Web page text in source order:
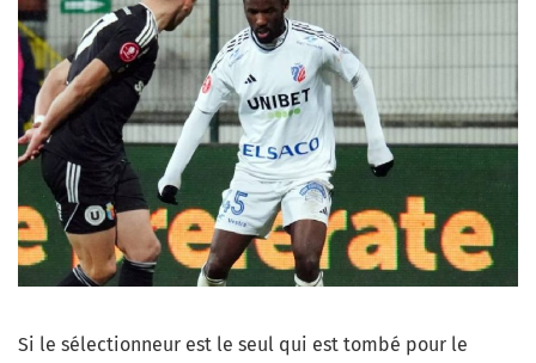
Si le sélectionneur est le seul qui est tombé pour le